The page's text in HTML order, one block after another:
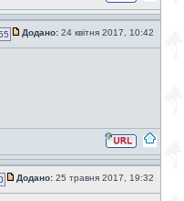
Додано: 24 квітня 2017, 10:42
Додано: 25 травня 2017, 19:32